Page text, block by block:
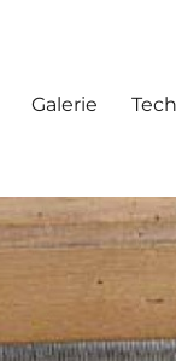
Galerie